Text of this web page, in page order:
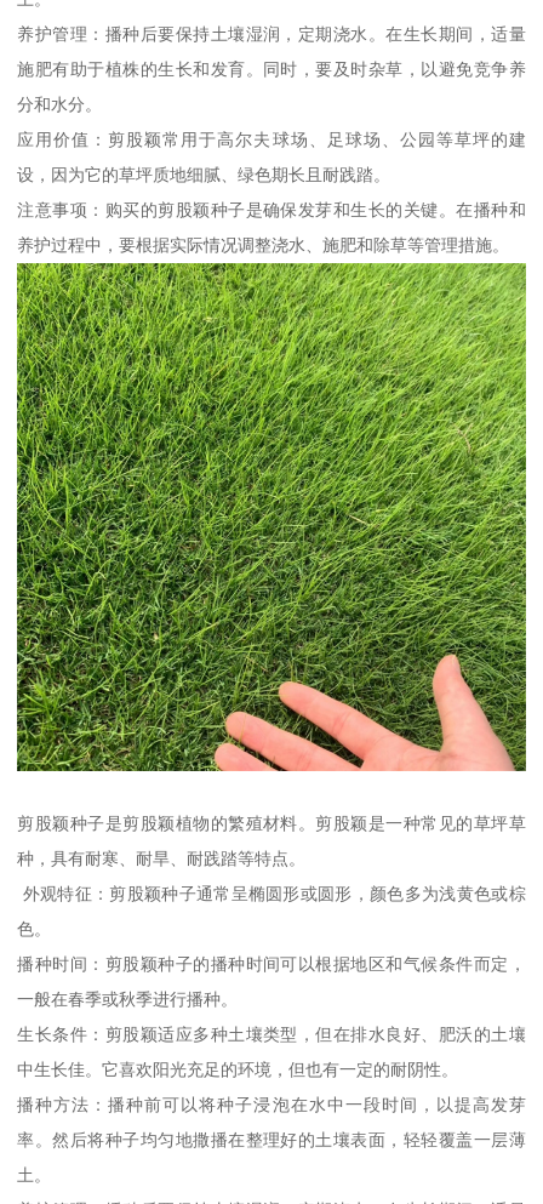
养护管理：播种后要保持土壤湿润，定期浇水。在生长期间，适量
施肥有助于植株的生长和发育。同时，要及时杂草，以避免竞争养
分和水分。
应用价值：剪股颖常用于高尔夫球场、足球场、公园等草坪的建
设，因为它的草坪质地细腻、绿色期长且耐践踏。
注意事项：购买的剪股颖种子是确保发芽和生长的关键。在播种和
养护过程中，要根据实际情况调整浇水、施肥和除草等管理措施。
剪股颖种子是剪股颖植物的繁殖材料。剪股颖是一种常见的草坪草
种，具有耐寒、耐旱、耐践踏等特点。
外观特征：剪股颖种子通常呈椭圆形或圆形，颜色多为浅黄色或棕
色。
播种时间：剪股颖种子的播种时间可以根据地区和气候条件而定，
一般在春季或秋季进行播种。
生长条件：剪股颖适应多种土壤类型，但在排水良好、肥沃的土壤
中生长佳。它喜欢阳光充足的环境，但也有一定的耐阴性。
播种方法：播种前可以将种子浸泡在水中一段时间，以提高发芽
率。然后将种子均匀地撒播在整理好的土壤表面，轻轻覆盖一层薄
土。